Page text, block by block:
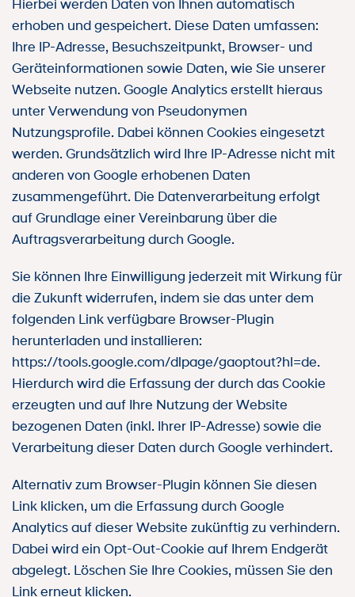
Hierbei werden Daten von Ihnen automatisch
erhoben und gespeichert. Diese Daten umfassen:
Ihre IP-Adresse, Besuchszeitpunkt, Browser- und
Geräteinformationen sowie Daten, wie Sie unserer
Webseite nutzen. Google Analytics erstellt hieraus
unter Verwendung von Pseudonymen
Nutzungsprofile. Dabei können Cookies eingesetzt
werden. Grundsätzlich wird Ihre IP-Adresse nicht mit
anderen von Google erhobenen Daten
zusammengeführt. Die Datenverarbeitung erfolgt
auf Grundlage einer Vereinbarung über die
Auftragsverarbeitung durch Google.
Sie können Ihre Einwilligung jederzeit mit Wirkung für
die Zukunft widerrufen, indem sie das unter dem
folgenden Link verfügbare Browser-Plugin
herunterladen und installieren:
https://tools.google.com/dlpage/gaoptout?hl=de.
Hierdurch wird die Erfassung der durch das Cookie
erzeugten und auf Ihre Nutzung der Website
bezogenen Daten (inkl. Ihrer IP-Adresse) sowie die
Verarbeitung dieser Daten durch Google verhindert.
Alternativ zum Browser-Plugin können Sie diesen
Link klicken, um die Erfassung durch Google
Analytics auf dieser Website zukünftig zu verhindern.
Dabei wird ein Opt-Out-Cookie auf Ihrem Endgerät
abgelegt. Löschen Sie Ihre Cookies, müssen Sie den
Link erneut klicken.